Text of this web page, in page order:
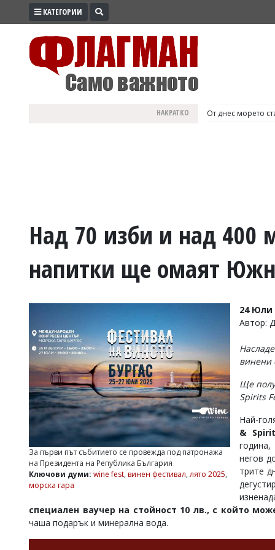
ПРОМО
ВОЙНАТА
УКРАЙНА
БИЗНЕС
Управители:
Веселин
Василев,
v.vasilev@flagman.bg
Касабова,
k.kassabova@flagman.bg
Главен
Колев,
office@flagman.bg
КАТЕГОРИИ
НАКРАТКО България е №1 в
Над 70 изби и над 400
напитки ще омаят
За първи път събитието се провежда под патронажа
на Президента на Република България
Ключови думи: wine fest, винен фестивал, лято 2025,
морска гара
24 Юли
Автор:
винени
Ще
Spirits
Най-
&
негов
трите
специален ваучер на стойност 10 лв., с който
чаша подарък и минерална вода.